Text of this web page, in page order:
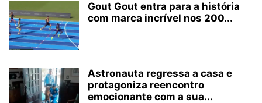
Gout Gout entra para a história
com marca incrível nos 200...
Astronauta regressa a casa e
protagoniza reencontro
emocionante com a sua...